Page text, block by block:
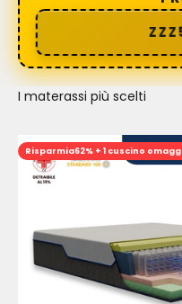
I materassi più scelti
Risparmia62% + 1 cuscino